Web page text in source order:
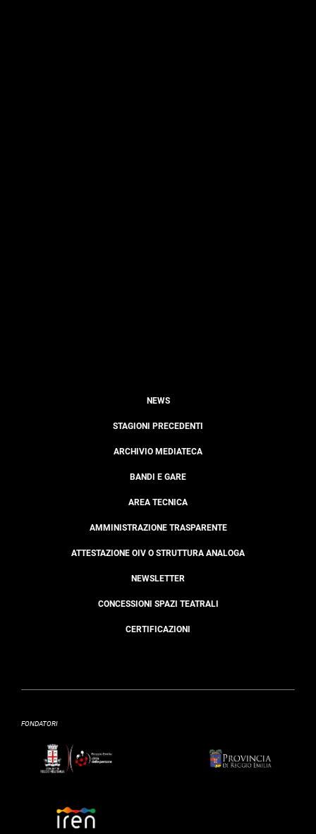
NEWS
STAGIONI PRECEDENTI
ARCHIVIO MEDIATECA
BANDI E GARE
AREA TECNICA
AMMINISTRAZIONE TRASPARENTE
ATTESTAZIONE OIV O STRUTTURA ANALOGA
NEWSLETTER
CONCESSIONI SPAZI TEATRALI
CERTIFICAZIONI
FONDATORI